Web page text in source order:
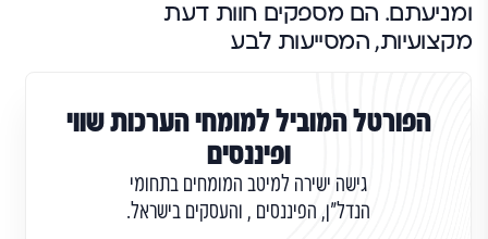
ומניעתם. הם מספקים חוות דעת
מקצועיות, המסייעות לבע
הפורטל המוביל למומחי הערכות שווי
ופיננסים
גישה ישירה למיטב המומחים בתחומי
הנדל"ן, הפיננסים , והעסקים בישראל.